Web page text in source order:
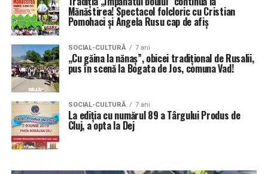
Mănăstirea! Spectacol folcloric cu Cristian
Pomohaci și Angela Rusu cap de afiș
SOCIAL-CULTURĂ 7 ani
„Cu găina la nănaș”, obicei tradițional de Rusalii,
pus în scenă la Bogata de Jos, comuna Vad!
SOCIAL-CULTURĂ 7 ani
La ediția cu numărul 89 a Târgului Produs de
Cluj, a opta la Dej